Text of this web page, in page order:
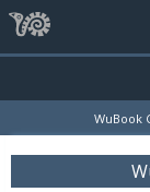
WuBook